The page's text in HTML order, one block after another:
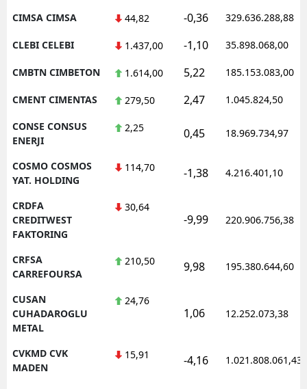
CIMSA CIMSA 44,82 -0,36 329.636.288,88
CLEBI CELEBI 1.437,00 -1,10 35.898.068,00
CMBTN CIMBETON 1.614,00 5,22 185.153.083,00
CMENT CIMENTAS 279,50 2,47 1.045.824,50
CONSE CONSUS
ENERJI
2,25 0,45 18.969.734,97
COSMO COSMOS
YAT. HOLDING
114,70 -1,38 4.216.401,10
CRDFA
CREDITWEST
FAKTORING
30,64
-9,99 220.906.756,38
CRFSA
CARREFOURSA
210,50 9,98 195.380.644,60
CUSAN
CUHADAROGLU
METAL
24,76
1,06 12.252.073,38
CVKMD CVK
MADEN
15,91 -4,16 1.021.808.061,43